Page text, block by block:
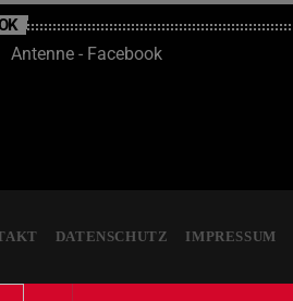
Antenne - Facebook
DATENSCHUTZ IMPRESSUM